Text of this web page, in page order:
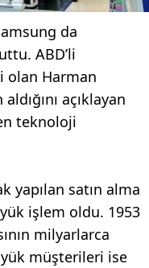
da
ABD’li
olan Harman
açıklayan
teknoloji
yapılan satın alma
işlem oldu. 1953
milyarlarca
müşterileri ise